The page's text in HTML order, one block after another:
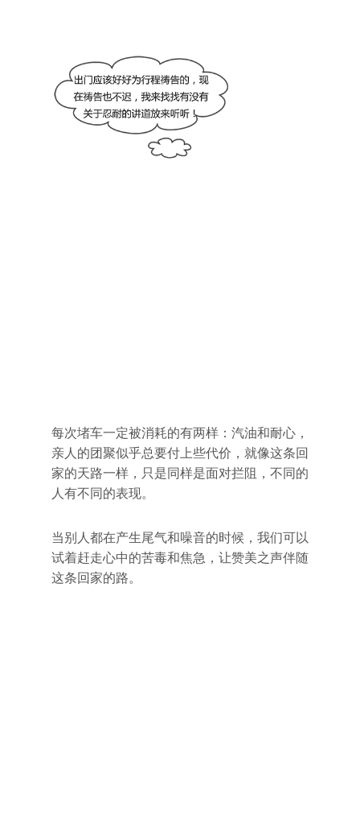
每次堵车一定被消耗的有两样：汽油和耐心，
亲人的团聚似乎总要付上些代价，就像这条回
家的天路一样，只是同样是面对拦阻，不同的
人有不同的表现。
当别人都在产生尾气和噪音的时候，我们可以
试着赶走心中的苦毒和焦急，让赞美之声伴随
这条回家的路。